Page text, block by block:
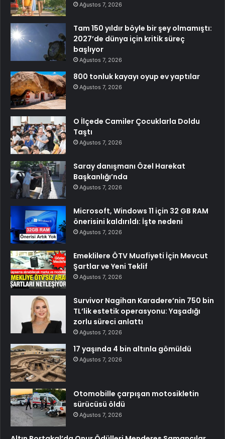
Ağustos 7, 2026
Tam 150 yıldır böyle bir şey olmamıştı:
2027’de dünya için kritik süreç
başlıyor
Ağustos 7, 2026
800 tonluk kayayı oyup ev yaptılar
Ağustos 7, 2026
O İlçede Camiler Çocuklarla Doldu
Taştı
Ağustos 7, 2026
Saray danışmanı Özel Harekat
Başkanlığı’nda
Ağustos 7, 2026
Microsoft, Windows 11 için 32 GB RAM
önerisini kaldırıldı: İşte nedeni
Ağustos 7, 2026
Emeklilere ÖTV Muafiyeti İçin Mevcut
Şartlar ve Yeni Teklif
Ağustos 7, 2026
Survivor Nagihan Karadere’nin 750 bin
TL’lik estetik operasyonu: Yaşadığı
zorlu süreci anlattı
Ağustos 7, 2026
17 yaşında 4 bin altınla gömüldü
Ağustos 7, 2026
Otomobille çarpışan motosikletin
sürücüsü öldü
Ağustos 7, 2026